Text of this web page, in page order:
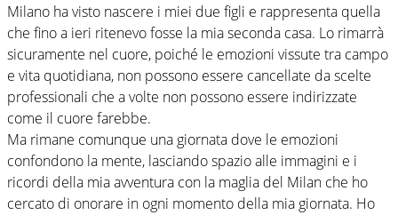
Milano ha visto nascere i miei due figli e rappresenta quella
che fino a ieri ritenevo fosse la mia seconda casa. Lo rimarrà
sicuramente nel cuore, poiché le emozioni vissute tra campo
e vita quotidiana, non possono essere cancellate da scelte
professionali che a volte non possono essere indirizzate
come il cuore farebbe.
Ma rimane comunque una giornata dove le emozioni
confondono la mente, lasciando spazio alle immagini e i
ricordi della mia avventura con la maglia del Milan che ho
cercato di onorare in ogni momento della mia giornata. Ho